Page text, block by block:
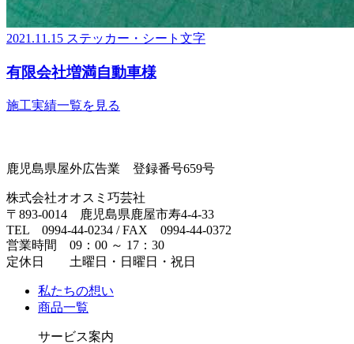
2021.11.15 ステッカー・シート文字
有限会社増満自動車様
施工実績一覧を見る
鹿児島県屋外広告業 登録番号659号
株式会社オオスミ巧芸社
〒893-0014 鹿児島県鹿屋市寿4-4-33
TEL 0994-44-0234 / FAX 0994-44-0372
営業時間 09：00 ～ 17：30
定休日 土曜日・日曜日・祝日
私たちの想い
商品一覧
サービス案内